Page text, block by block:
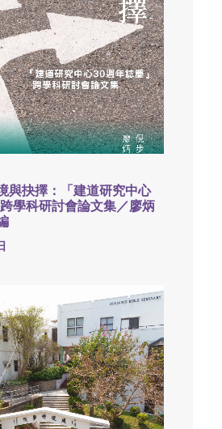
與抉擇：「建道研究中心
學科研討會論文集／廖炳